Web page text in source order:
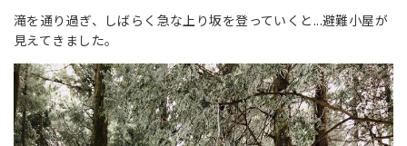
滝を通り過ぎ、しばらく急な上り坂を登っていくと...避難小屋が
見えてきました。